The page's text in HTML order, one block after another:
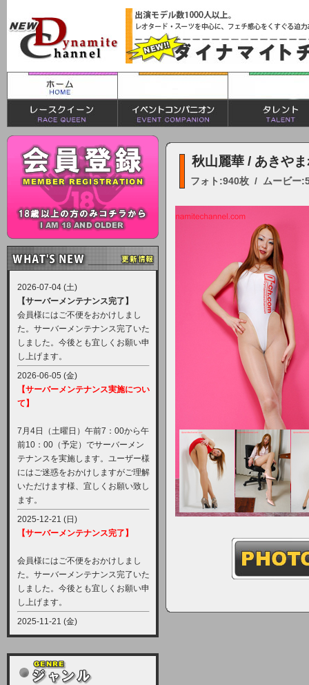
2026-07-04 (土)
【サーバーメンテナンス完了】
会員様にはご不便をおかけしまし
た。サーバーメンテナンス完了いた
しました。今後とも宜しくお願い申
し上げます。
2026-06-05 (金)
【サーバーメンテナンス実施につい
て】
7月4日（土曜日）午前7：00から午
前10：00（予定）でサーバーメン
テナンスを実施します。ユーザー様
にはご迷惑をおかけしますがご理解
いただけます様、宜しくお願い致し
ます。
2025-12-21 (日)
【サーバーメンテナンス完了】
会員様にはご不便をおかけしまし
た。サーバーメンテナンス完了いた
しました。今後とも宜しくお願い申
し上げます。
2025-11-21 (金)
【サーバーメンテナンス実施につい
12月21日（日曜日）午前9：00か
秋山麗華 / あきや
フォト:940枚 / ムービー